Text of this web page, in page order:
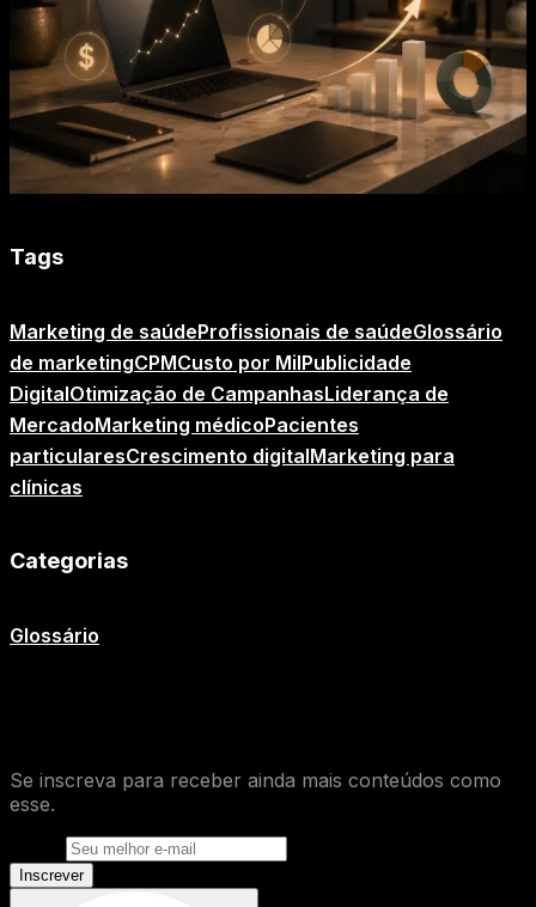
Tags
Marketing de saúdeProfissionais de saúdeGlossário
de marketingCPMCusto por MilPublicidade
DigitalOtimização de CampanhasLiderança de
MercadoMarketing médicoPacientes
particularesCrescimento digitalMarketing para
clínicas
Categorias
Glossário
Se inscreva para receber ainda mais conteúdos como
esse.
Inscrever